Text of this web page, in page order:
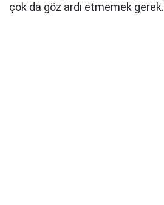
çok da göz ardı etmemek gerek.